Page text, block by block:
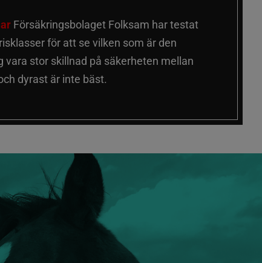
Försäkringsbolaget Folksam har testat
för att se vilken som är den
vara stor skillnad på säkerheten mellan
dyrast är inte bäst.